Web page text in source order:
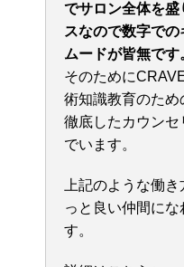
でサロン全体を
スなので数字で
ムードが皆無です
そのために
術知識教育のため
徹底したカウン
でいます。
上記のような働
っと良い仲間にな
す。